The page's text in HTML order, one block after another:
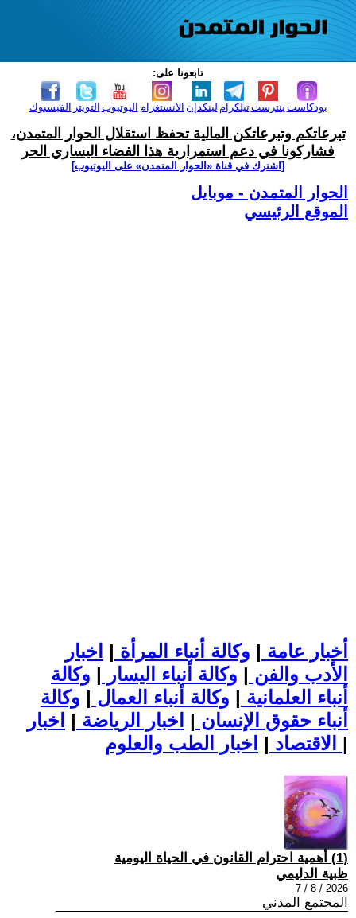
تابعونا على:
الفيسبوك التويتر اليوتيوب الانستغرام لينكدإن تيلكرامبنترست بودكاست
تبرعاتكم وتبرعاتكن المالية تحفظ استقلال الحوار المتمدن،
فشاركونا في دعم استمرارية هذا الفضاء اليساري الحر
[اشترك في قناة ‫«الحوار المتمدن» على اليوتيوب]
الحوار المتمدن - موبايل
الموقع الرئيسي
أخبار عامة | وكالة أنباء المرأة | اخبار
الأدب والفن | وكالة أنباء اليسار | وكالة
أنباء العلمانية | وكالة أنباء العمال | وكالة
أنباء حقوق الإنسان | اخبار الرياضة | اخبار
الاقتصاد | |
(1) أهمية احترام القانون في الحياة اليومية
ظبية الدليمي
2026 / 8 / 7
المجتمع المدني